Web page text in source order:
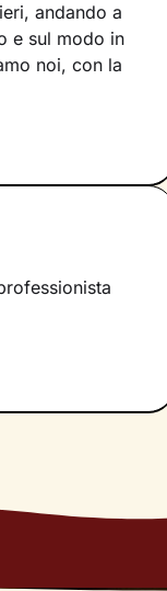
andando a
e sul modo in
noi, con la
che faremo
muovere i
è infatti
e